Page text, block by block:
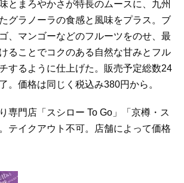
とまろやかさが特長のムースに、九州
グラノーラの食感と風味をプラス。ブ
、マンゴーなどのフルーツをのせ、最
ることでコクのある自然な甘みとフル
するように仕上げた。販売予定総数24
。価格は同じく税込み380円から。
専門店「スシロー To Go」「京樽・ス
テイクアウト不可。店舗によって価格